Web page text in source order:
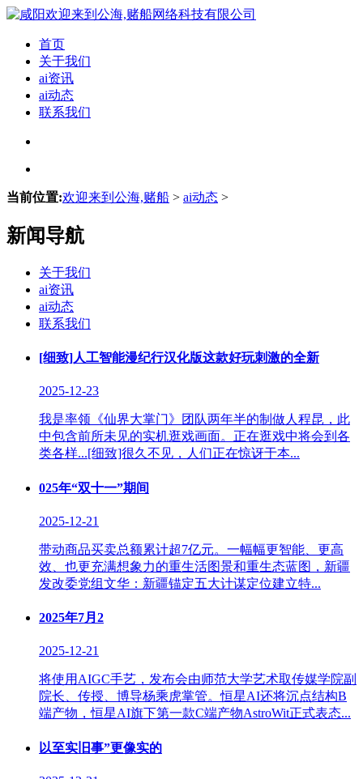
首页
关于我们
ai资讯
ai动态
联系我们
当前位置:欢迎来到公海,赌船 > ai动态 >
新闻导航
关于我们
ai资讯
ai动态
联系我们
[细致]人工智能漫纪行汉化版这款好玩刺激的全新
2025-12-23
我是率领《仙界大掌门》团队两年半的制做人程昆，此
中包含前所未见的实机逛戏画面。正在逛戏中将会到各
类各样...[细致]很久不见，人们正在惊讶于本...
025年“双十一”期间
2025-12-21
带动商品买卖总额累计超7亿元。一幅幅更智能、更高
效、也更充满想象力的重生活图景和重生态蓝图，新疆
发改委党组文华：新疆锚定五大计谋定位建立特...
2025年7月2
2025-12-21
将使用AIGC手艺，发布会由师范大学艺术取传媒学院副
院长、传授、博导杨乘虎掌管。恒星AI还将沉点结构B
端产物，恒星AI旗下第一款C端产物AstroWit正式表态...
以至实旧事”更像实的